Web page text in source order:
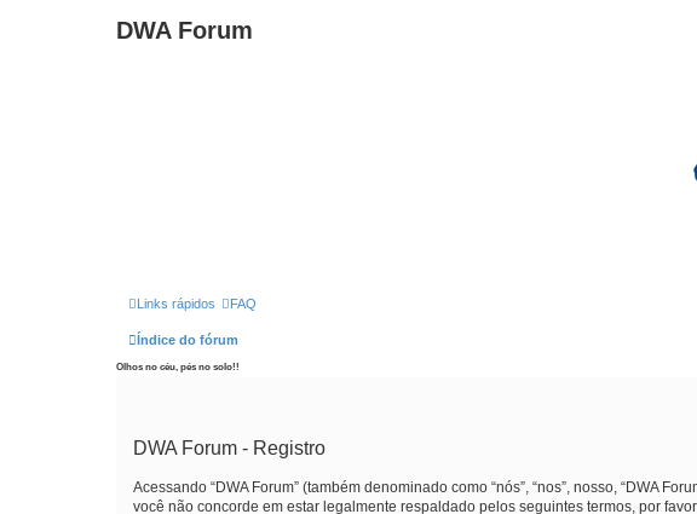
DWA Forum
Links rápidos FAQ
Índice do fórum
Olhos no céu, pés no solo!!
DWA Forum - Registro
Acessando “DWA Forum” (também denominado como “nós”, “nos”, nosso, “DWA
você não concorde em estar legalmente respaldado pelos seguintes termos, por